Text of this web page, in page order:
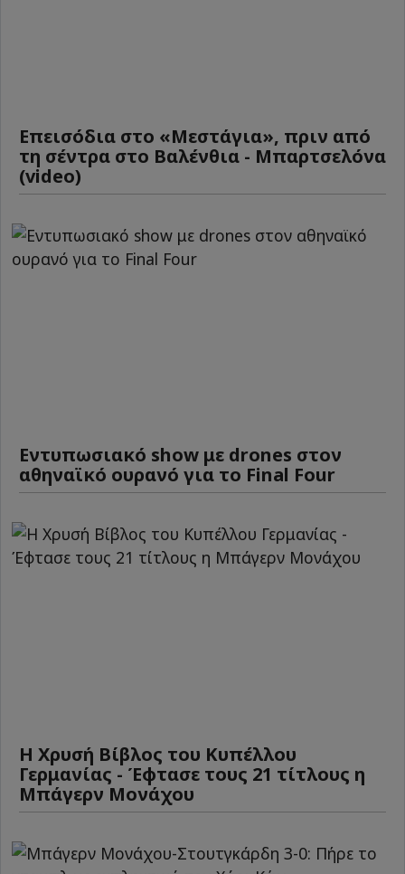
Επεισόδια στο «Μεστάγια», πριν από
τη σέντρα στο Βαλένθια - Μπαρτσελόνα
(video)
Εντυπωσιακό show με drones στον
αθηναϊκό ουρανό για το Final Four
Η Χρυσή Βίβλος του Κυπέλλου
Γερμανίας - Έφτασε τους 21 τίτλους η
Μπάγερν Μονάχου